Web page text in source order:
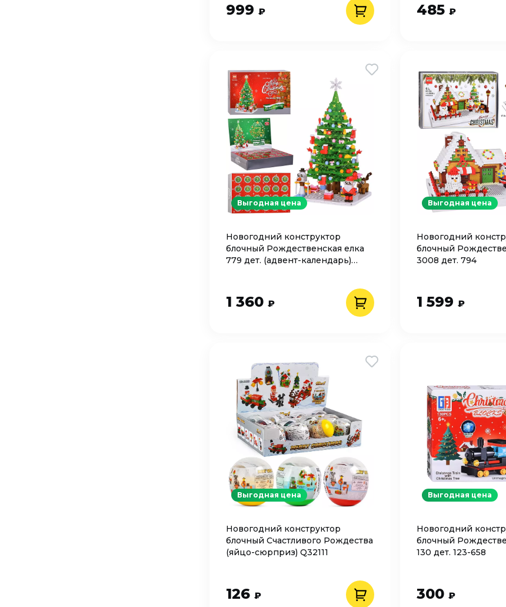
999 ₽ 485 ₽
Новогодний конструктор
блочный Рождественская елка
779 дет. (адвент-календарь)
1 360 ₽
Выгодная цена
Новогодний
блочный
3008 дет. 794
1 599 ₽
Выгодная цена
Новогодний конструктор
блочный Счастливого Рождества
(яйцо-сюрприз) Q32111
126 ₽
Выгодная цена
Новогодний
блочный
130 дет. 123-658
300 ₽
Выгодная цена